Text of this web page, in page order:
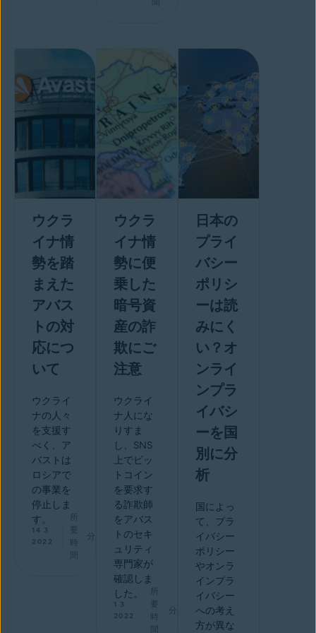
ウクラ
イナ情
勢を踏
まえた
アバス
トの対
応につ
いて
ウクライ
ナの人々
を支援す
べく、ア
バストは
ロシアで
の事業を
停止しま
す。
14 3
2022
所
要
時
分
ウクラ
イナ情
勢に便
乗した
暗号資
産の詐
欺にご
注意
ウクライ
ナ人にな
りすま
し、SNS
上でビッ
トコイン
を要求す
る詐欺師
をアバス
トのセキ
ュリティ
専門家が
確認しま
した。
1 3
2022
所
要
時
分
日本の
プライ
バシー
ポリシ
ーは読
みにく
い？オ
ンライ
ンプラ
イバシ
ーを国
別に分
析
国によっ
て、プラ
イバシー
ポリシー
やオンラ
インプラ
イバシー
への考え
方が異な